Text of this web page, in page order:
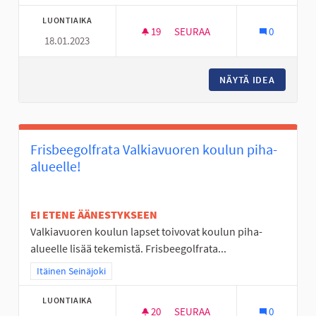
LUONTIAIKA
18.01.2023
19 19 SEURAAJAA
SEURAA 0
NÄYTÄ IDEA
Frisbeegolfrata Valkiavuoren koulun piha-
alueelle!
EI ETENE ÄÄNESTYKSEEN
Valkiavuoren koulun lapset toivovat koulun piha-
alueelle lisää tekemistä. Frisbeegolfrata...
Rajaa tulokset teeman mukaan: Itäinen Seinäjoki
Itäinen Seinäjoki
LUONTIAIKA
20 20 SEURAAJAA
SEURAA 0